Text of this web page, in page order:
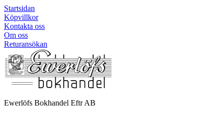
Startsidan
Köpvillkor
Kontakta oss
Om oss
Returansökan
Ewerlöfs Bokhandel Eftr AB